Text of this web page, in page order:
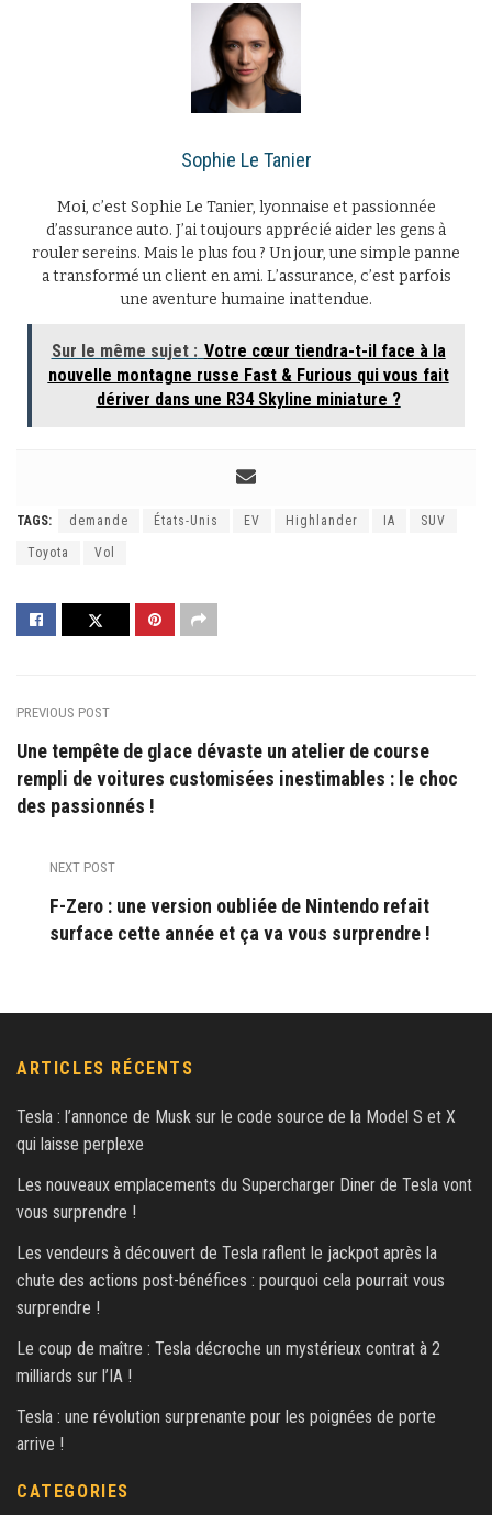
Sophie Le Tanier
Moi, c’est Sophie Le Tanier, lyonnaise et passionnée
d’assurance auto. J’ai toujours apprécié aider les gens à
rouler sereins. Mais le plus fou ? Un jour, une simple panne
a transformé un client en ami. L’assurance, c’est parfois
une aventure humaine inattendue.
Sur le même sujet : Votre cœur tiendra-t-il face à la
nouvelle montagne russe Fast & Furious qui vous fait
dériver dans une R34 Skyline miniature ?
TAGS: demande États-Unis EV Highlander IA SUV
Toyota Vol
PREVIOUS POST
Une tempête de glace dévaste un atelier de course
rempli de voitures customisées inestimables : le choc
des passionnés !
NEXT POST
F-Zero : une version oubliée de Nintendo refait
surface cette année et ça va vous surprendre !
ARTICLES RÉCENTS
Tesla : l’annonce de Musk sur le code source de la Model S et X
qui laisse perplexe
Les nouveaux emplacements du Supercharger Diner de Tesla vont
vous surprendre !
Les vendeurs à découvert de Tesla raflent le jackpot après la
chute des actions post-bénéfices : pourquoi cela pourrait vous
surprendre !
Le coup de maître : Tesla décroche un mystérieux contrat à 2
milliards sur l’IA !
Tesla : une révolution surprenante pour les poignées de porte
arrive !
CATEGORIES